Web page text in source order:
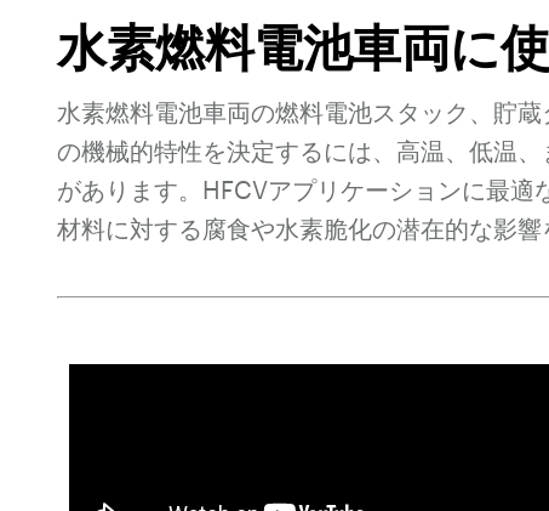
水素燃料電池車両に
水素燃料電池車両の燃料電池スタック、貯
の機械的特性を決定するには、高温、低温
があります。HFCVアプリケーションに最
材料に対する腐食や水素脆化の潜在的な影響